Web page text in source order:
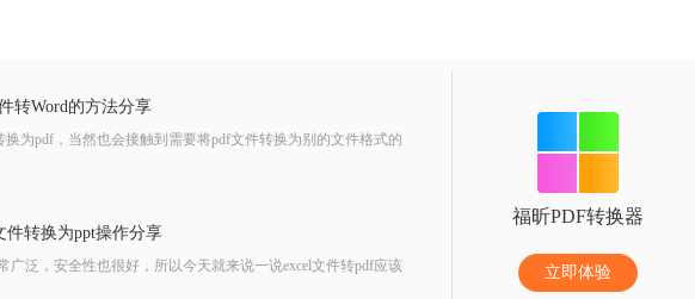
转Word的方法分享
为pdf，当然也会接触到需要将pdf文件转换为别的文件格式的
件转换为ppt操作分享
泛，安全性也很好，所以今天就来说一说excel文件转pdf应该
福昕PDF转换器
立即体验